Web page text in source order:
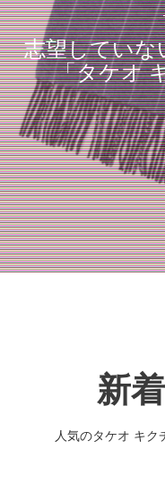
志望してい
「タケオ
新
人気のタケオ キク